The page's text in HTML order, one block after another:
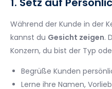
Während der Kunde in der
kannst du Gesicht zeigen.
Konzern, du bist der Typ
Begrüße Kunden
Lerne ihre Namen,